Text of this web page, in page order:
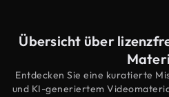
Übersicht über
Entdecken Sie eine kuratierte
und KI-generiertem